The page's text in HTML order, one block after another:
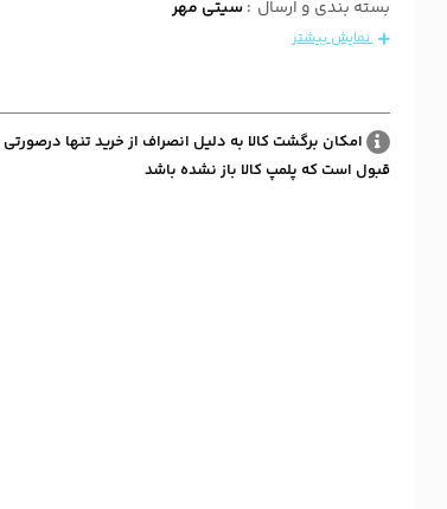
بسته بندی و ارسال :سیتی مهر
نمایش بیشتر
امکان برگشت کالا به دلیل انصراف از خرید تنها
قبول است که پلمپ کالا باز نشده باشد